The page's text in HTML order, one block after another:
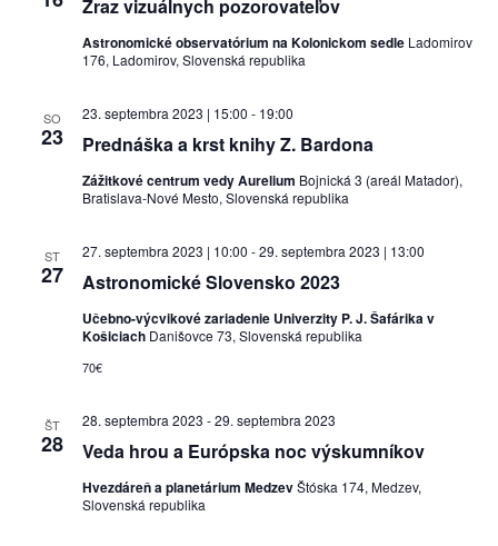
Zraz vizuálnych pozorovateľov
Astronomické observatórium na Kolonickom sedle Ladomirov
176, Ladomirov, Slovenská republika
SO
23 Prednáška a krst knihy Z. Bardona
23. septembra 2023 | 15:00 - 19:00
Zážitkové centrum vedy Aurelium Bojnická 3 (areál Matador),
Bratislava-Nové Mesto, Slovenská republika
ST
27 Astronomické Slovensko 2023
27. septembra 2023 | 10:00 -29. septembra 2023 | 13:00
Učebno-výcvikové zariadenie Univerzity P. J. Šafárika v
Košiciach Danišovce 73, Slovenská republika
70€
ŠT
28 Veda hrou a Európska noc výskumníkov
28. septembra 2023 -29. septembra 2023
Hvezdáreň a planetárium MedzevŠtóska 174, Medzev,
Slovenská republika